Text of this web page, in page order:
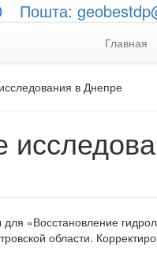
Пошта:
Главная
в Днепре
«Восстановление
области.